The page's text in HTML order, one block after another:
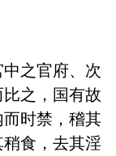
之官府、次
之，国有故
时禁，稽其
食，去其淫